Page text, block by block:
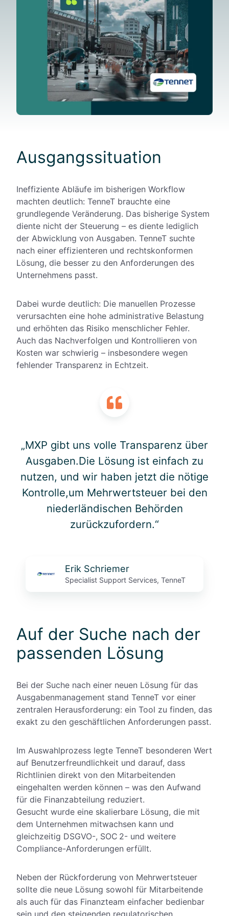
Ausgangssituation
Ineffiziente Abläufe im bisherigen Workflow
machten deutlich: TenneT brauchte eine
grundlegende Veränderung. Das bisherige System
diente nicht der Steuerung – es diente lediglich
der Abwicklung von Ausgaben. TenneT suchte
nach einer effizienteren und rechtskonformen
Lösung, die besser zu den Anforderungen des
Unternehmens passt.
Dabei wurde deutlich: Die manuellen Prozesse
verursachten eine hohe administrative Belastung
und erhöhten das Risiko menschlicher Fehler.
Auch das Nachverfolgen und Kontrollieren von
Kosten war schwierig – insbesondere wegen
fehlender Transparenz in Echtzeit.
„MXP gibt uns volle Transparenz über
Ausgaben.Die Lösung ist einfach zu
nutzen, und wir haben jetzt die nötige
Kontrolle,um Mehrwertsteuer bei den
niederländischen Behörden
zurückzufordern.“
Erik Schriemer
Specialist Support Services, TenneT
Auf der Suche nach der
passenden Lösung
Bei der Suche nach einer neuen Lösung für das
Ausgabenmanagement stand TenneT vor einer
zentralen Herausforderung: ein Tool zu finden, das
exakt zu den geschäftlichen Anforderungen passt.
Im Auswahlprozess legte TenneT besonderen Wert
auf Benutzerfreundlichkeit und darauf, dass
Richtlinien direkt von den Mitarbeitenden
eingehalten werden können – was den Aufwand
für die Finanzabteilung reduziert.
Gesucht wurde eine skalierbare Lösung, die mit
dem Unternehmen mitwachsen kann und
gleichzeitig DSGVO-, SOC 2- und weitere
Compliance-Anforderungen erfüllt.
Neben der Rückforderung von Mehrwertsteuer
sollte die neue Lösung sowohl für Mitarbeitende
als auch für das Finanzteam einfacher bedienbar
sein und den steigenden regulatorischen